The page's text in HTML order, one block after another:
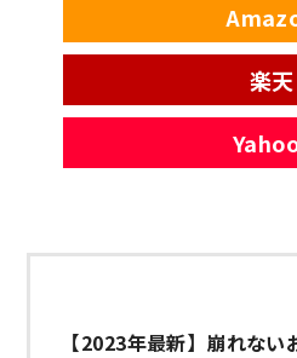
楽天
【2023年最新】崩れな